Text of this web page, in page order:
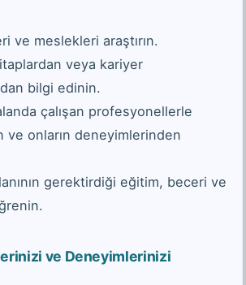
ve meslekleri araştırın.
veya kariyer
bilgi edinin.
çalışan profesyonellerle
ve onların deneyimlerinden
gerektirdiği eğitim, beceri ve
ve Deneyimlerinizi